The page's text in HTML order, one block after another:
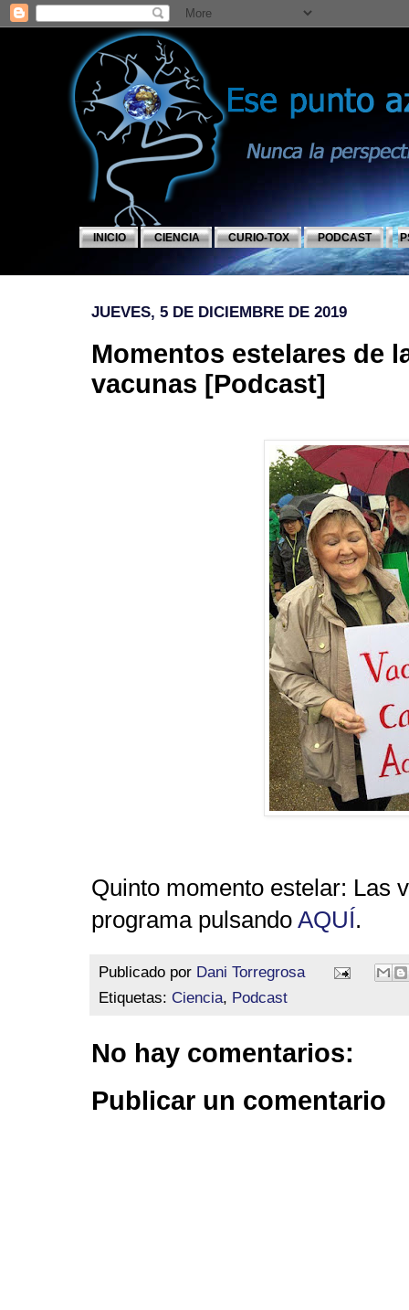
INICIO CIENCIA CURIO-TOX PODCAST
JUEVES, 5 DE DICIEMBRE DE 2019
Momentos estelares de
vacunas [Podcast]
Quinto momento estelar: Las
programa pulsando AQUÍ.
Publicado por Dani Torregrosa
Etiquetas: Ciencia, Podcast
No hay comentarios:
Publicar un comentario